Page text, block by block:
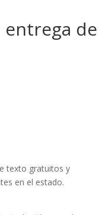
texto gratuitos y
en el estado.